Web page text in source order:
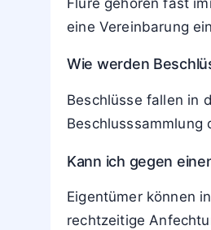
eine Vereinbarung
Wie werden
Beschlüsse fallen in
Kann ich gegen
Eigentümer können
rechtzeitige